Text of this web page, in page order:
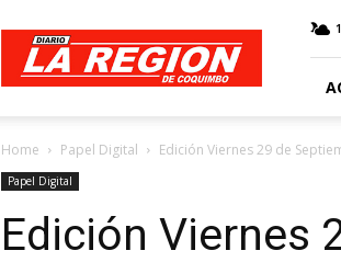
Diario
Región
Home Papel Digital Edición Viernes 29 de
Papel Digital
Edición Viernes